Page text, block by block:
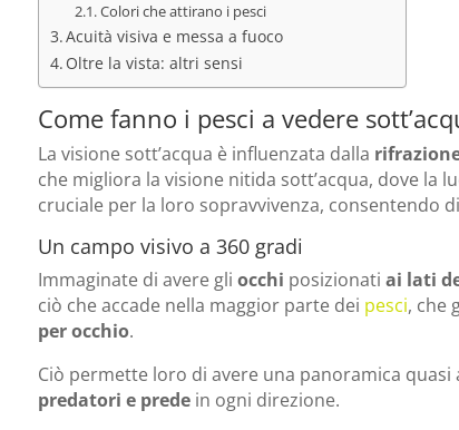
Colori che attirano i pesci
Acuità visiva e messa a fuoco
Oltre la vista: altri sensi
Come fanno i pesci a vedere
La visione sott’acqua è influenzata dalla
che migliora la visione nitida sott’acqua, dove la
cruciale per la loro sopravvivenza, consentendo
Un campo visivo a 360 gradi
Immaginate di avere gli occhi posizionati ai lati
ciò che accade nella maggior parte dei pesci, che
per occhio.
Ciò permette loro di avere una panoramica
predatori e prede in ogni direzione.